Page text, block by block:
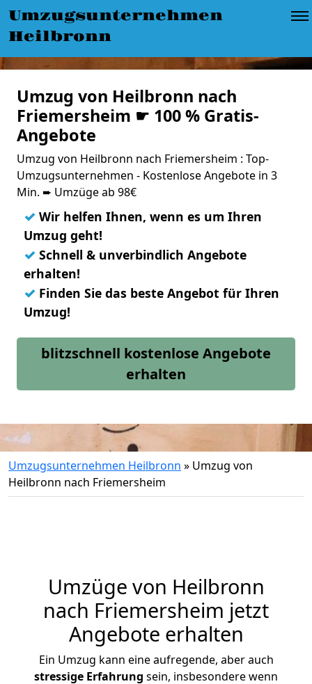
Umzugsunternehmen
Heilbronn
Umzug von Heilbronn nach
Friemersheim ☛ 100 % Gratis-
Angebote
Umzug von Heilbronn nach Friemersheim : Top-
Umzugsunternehmen - Kostenlose Angebote in 3
Min. ➨ Umzüge ab 98€
✓ Wir helfen Ihnen, wenn es um Ihren
Umzug geht!
✓ Schnell & unverbindlich Angebote
erhalten!
✓ Finden Sie das beste Angebot für Ihren
Umzug!
blitzschnell kostenlose Angebote
erhalten
Umzugsunternehmen Heilbronn » Umzug von
Heilbronn nach Friemersheim
Umzüge von Heilbronn
nach Friemersheim jetzt
Angebote erhalten
Ein Umzug kann eine aufregende, aber auch
stressige Erfahrung sein, insbesondere wenn